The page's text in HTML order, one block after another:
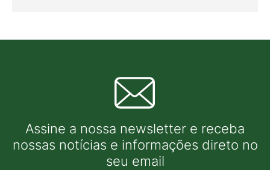
Assine a nossa newsletter e receba
nossas notícias e informações direto no
seu email